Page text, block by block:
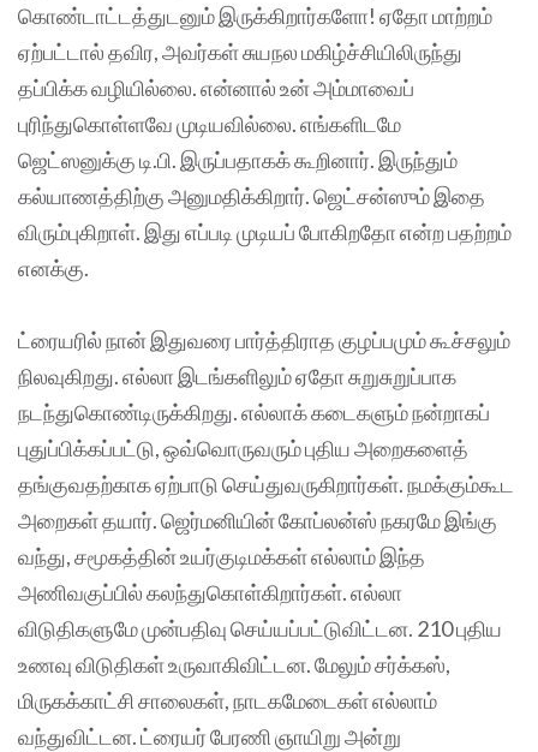
கொண்டாட்டத்துடனும் இருக்கிறார்களோ! ஏதோ மாற்றம்
ஏற்பட்டால் தவிர, அவர்கள் சுயநல மகிழ்ச்சியிலிருந்து
தப்பிக்க வழியில்லை. என்னால் உன் அம்மாவைப்
புரிந்துகொள்ளவே முடியவில்லை. எங்களிடமே
ஜெட்ஸனுக்கு டி.பி. இருப்பதாகக் கூறினார். இருந்தும்
கல்யாணத்திற்கு அனுமதிக்கிறார். ஜெட்சன்ஸும் இதை
விரும்புகிறாள். இது எப்படி முடியப் போகிறதோ என்ற பதற்றம்
எனக்கு.
ட்ரையரில் நான் இதுவரை பார்த்திராத குழப்பமும் கூச்சலும்
நிலவுகிறது. எல்லா இடங்களிலும் ஏதோ சுறுசுறுப்பாக
நடந்துகொண்டிருக்கிறது. எல்லாக் கடைகளும் நன்றாகப்
புதுப்பிக்கப்பட்டு, ஒவ்வொருவரும் புதிய அறைகளைத்
தங்குவதற்காக ஏற்பாடு செய்துவருகிறார்கள். நமக்கும்கூட
அறைகள் தயார். ஜெர்மனியின் கோப்லன்ஸ் நகரமே இங்கு
வந்து, சமூகத்தின் உயர்குடிமக்கள் எல்லாம் இந்த
அணிவகுப்பில் கலந்துகொள்கிறார்கள். எல்லா
விடுதிகளுமே முன்பதிவு செய்யப்பட்டுவிட்டன. 210 புதிய
உணவு விடுதிகள் உருவாகிவிட்டன. மேலும் சர்க்கஸ்,
மிருகக்காட்சி சாலைகள், நாடகமேடைகள் எல்லாம்
வந்துவிட்டன. ட்ரையர் பேரணி ஞாயிறு அன்று